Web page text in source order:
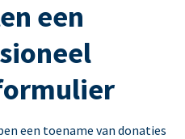
een
een toename van donaties